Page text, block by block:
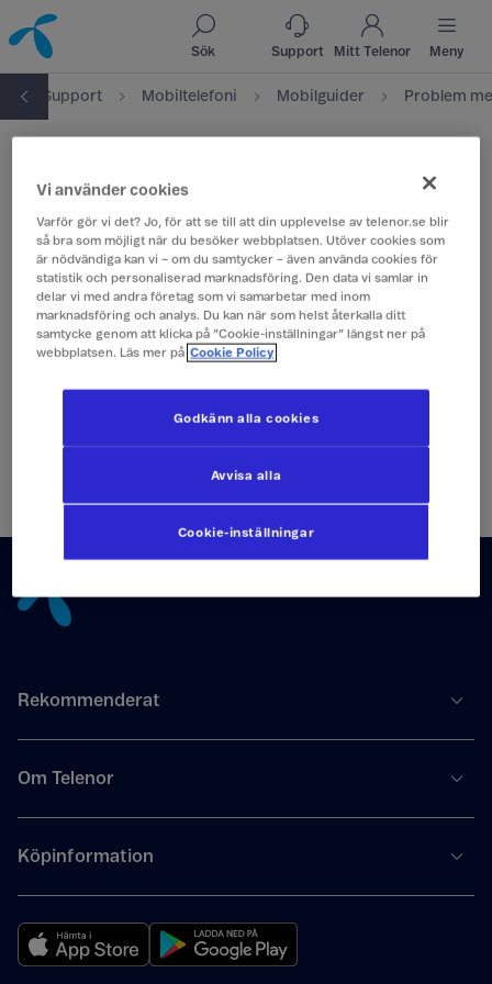
Till innehåll
Till sök
Sök Support Mitt Telenor Meny
Support Mobiltelefoni Mobilguider Problem
Problem med sms
Börja med att välja mobil nedan så hjälper vi
dig med dina sms-problem.
Välj mobil:
Rekommenderat
Om Telenor
Köpinformation
Vi använder cookies
Varför gör vi det? Jo, för att se till att din upplevelse av telenor.se blir
så bra som möjligt när du besöker webbplatsen. Utöver cookies som
är nödvändiga kan vi – om du samtycker – även använda cookies för
statistik och personaliserad marknadsföring. Den data vi samlar in
delar vi med andra företag som vi samarbetar med inom
marknadsföring och analys. Du kan när som helst återkalla ditt
samtycke genom att klicka på ”Cookie-inställningar” längst ner på
webbplatsen. Läs mer på Cookie Policy
Cookie-inställningar
Avvisa alla
Godkänn alla cookies